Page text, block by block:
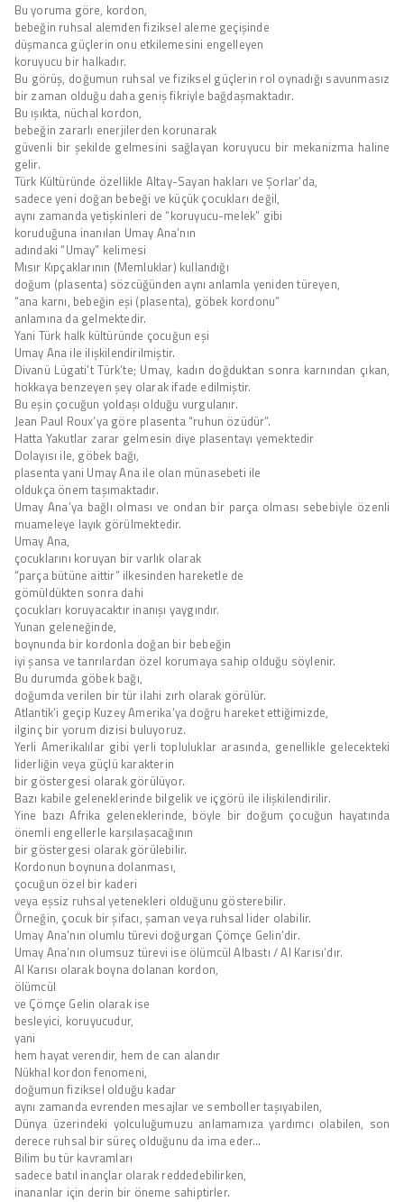
Bu yoruma göre, kordon,
bebeğin ruhsal alemden fiziksel aleme geçişinde
düşmanca güçlerin onu etkilemesini engelleyen
koruyucu bir halkadır.
Bu görüş, doğumun ruhsal ve fiziksel güçlerin rol oynadığı savunmasız
bir zaman olduğu daha geniş fikriyle bağdaşmaktadır.
Bu ışıkta, nüchal kordon,
bebeğin zararlı enerjilerden korunarak
güvenli bir şekilde gelmesini sağlayan koruyucu bir mekanizma haline
gelir.
Türk Kültüründe özellikle Altay-Sayan hakları ve Şorlar’da,
sadece yeni doğan bebeği ve küçük çocukları değil,
aynı zamanda yetişkinleri de “koruyucu-melek” gibi
koruduğuna inanılan Umay Ana’nın
adındaki “Umay” kelimesi
Mısır Kıpçaklarının (Memluklar) kullandığı
doğum (plasenta) sözcüğünden aynı anlamla yeniden türeyen,
“ana karnı, bebeğin eşi (plasenta), göbek kordonu”
anlamına da gelmektedir.
Yani Türk halk kültüründe çocuğun eşi
Umay Ana ile ilişkilendirilmiştir.
Divanü Lügati’t Türk’te; Umay, kadın doğduktan sonra karnından çıkan,
hokkaya benzeyen şey olarak ifade edilmiştir.
Bu eşin çocuğun yoldaşı olduğu vurgulanır.
Jean Paul Roux’ya göre plasenta “ruhun özüdür”.
Hatta Yakutlar zarar gelmesin diye plasentayı yemektedir
Dolayısı ile, göbek bağı,
plasenta yani Umay Ana ile olan münasebeti ile
oldukça önem taşımaktadır.
Umay Ana’ya bağlı olması ve ondan bir parça olması sebebiyle özenli
muameleye layık görülmektedir.
Umay Ana,
çocuklarını koruyan bir varlık olarak
“parça bütüne aittir” ilkesinden hareketle de
gömüldükten sonra dahi
çocukları koruyacaktır inanışı yaygındır.
Yunan geleneğinde,
boynunda bir kordonla doğan bir bebeğin
iyi şansa ve tanrılardan özel korumaya sahip olduğu söylenir.
Bu durumda göbek bağı,
doğumda verilen bir tür ilahi zırh olarak görülür.
Atlantik’i geçip Kuzey Amerika’ya doğru hareket ettiğimizde,
ilginç bir yorum dizisi buluyoruz.
Yerli Amerikalılar gibi yerli topluluklar arasında, genellikle gelecekteki
liderliğin veya güçlü karakterin
bir göstergesi olarak görülüyor.
Bazı kabile geleneklerinde bilgelik ve içgörü ile ilişkilendirilir.
Yine bazı Afrika geleneklerinde, böyle bir doğum çocuğun hayatında
önemli engellerle karşılaşacağının
bir göstergesi olarak görülebilir.
Kordonun boynuna dolanması,
çocuğun özel bir kaderi
veya eşsiz ruhsal yetenekleri olduğunu gösterebilir.
Örneğin, çocuk bir şifacı, şaman veya ruhsal lider olabilir.
Umay Ana’nın olumlu türevi doğurgan Çömçe Gelin’dir.
Umay Ana’nın olumsuz türevi ise ölümcül Albastı / Al Karısı’dır.
Al Karısı olarak boyna dolanan kordon,
ölümcül
ve Çömçe Gelin olarak ise
besleyici, koruyucudur,
yani
hem hayat verendir, hem de can alandır
Nükhal kordon fenomeni,
doğumun fiziksel olduğu kadar
aynı zamanda evrenden mesajlar ve semboller taşıyabilen,
Dünya üzerindeki yolculuğumuzu anlamamıza yardımcı olabilen, son
derece ruhsal bir süreç olduğunu da ima eder…
Bilim bu tür kavramları
sadece batıl inançlar olarak reddedebilirken,
inananlar için derin bir öneme sahiptirler.